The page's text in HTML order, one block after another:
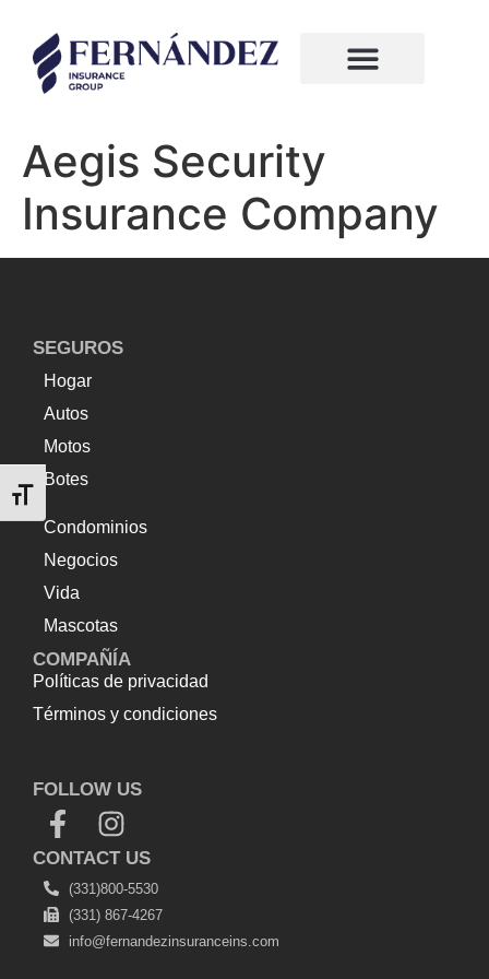
Alternar tamaño de letra
Aegis Security
Insurance Company
SEGUROS
Hogar
Autos
Motos
Botes
Condominios
Negocios
Vida
Mascotas
COMPAÑÍA
Políticas de privacidad
Términos y condiciones
FOLLOW US
CONTACT US
(331)800-5530
(331) 867-4267
info@fernandezinsuranceins.com